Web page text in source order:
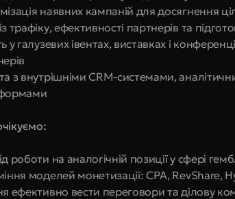
наявних кампаній для досягнення
трафіку, ефективності партнерів та
у галузевих івентах, виставках і
з внутрішніми CRM-системами,
роботи на аналогічній позиції у сфері
моделей монетизації: CPA, RevShare,
ефективно вести переговори та ділову